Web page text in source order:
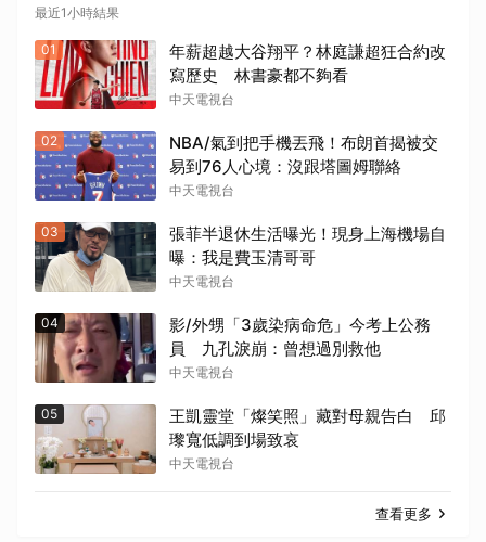
最近1小時結果
01
年薪超越大谷翔平？林庭謙超狂合約改
寫歷史 林書豪都不夠看
中天電視台
02
NBA/氣到把手機丟飛！布朗首揭被交
易到76人心境：沒跟塔圖姆聯絡
中天電視台
03
張菲半退休生活曝光！現身上海機場自
曝：我是費玉清哥哥
中天電視台
04
影/外甥「3歲染病命危」今考上公務
員 九孔淚崩：曾想過別救他
中天電視台
05
王凱靈堂「燦笑照」藏對母親告白 邱
瓈寬低調到場致哀
中天電視台
查看更多